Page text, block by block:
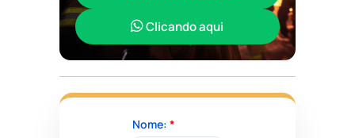
Clicando aqui
Nome: *